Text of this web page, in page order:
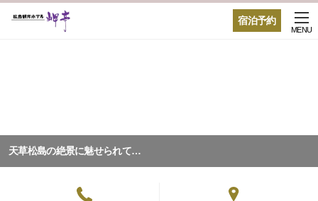
宿泊予約
MENU
天草松島の絶景に魅せられて…